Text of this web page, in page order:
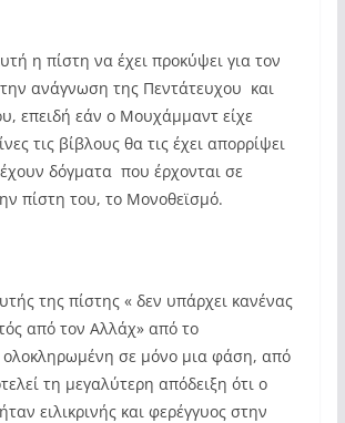
η πίστη να έχει προκύψει για τον
ανάγνωση της Πεντάτευχου και
επειδή εάν ο Μουχάμμαντ είχε
τις βίβλους θα τις έχει απορρίψει
δόγματα που έρχονται σε
πίστη του, το Μονοθεϊσμό.
της πίστης « δεν υπάρχει κανένας
από τον Αλλάχ» από το
σε μόνο μια φάση, από
τη μεγαλύτερη απόδειξη ότι ο
ειλικρινής και φερέγγυος στην